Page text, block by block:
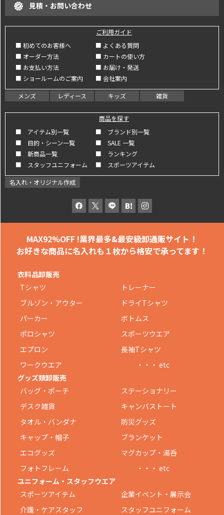
見積・お問い合わせ
ご利用ガイド
■ 初めてのお客様へ
■ よくある質問
■ オーダー方法
■ カートの使い方
■ お支払い方法
■ お届け・発送
■ ショールームのご案内
■ 会社案内
メンズ レディース キッズ 雑貨
商品を探す
■ アイテム別一覧
■ ブランド別一覧
■ 目的・シーン一覧
■ SALE 一覧
■ 新商品一覧
■ ランキング
■ スタッフユニフォーム
■ スポーツアイテム
名入れ・オリジナル作成
MAX92%OFF !業界最多&最安級卸通販サイト！
お好きな商品に名入れも １枚から格安で承ってます！
衣料品卸販売
Tシャツ
トレーナー
ブルゾン・アウター
ドライTシャツ
パーカー
ボトムス
ポロシャツ
スポーツウエア
エプロン
長袖Tシャツ
ワークウエア
・・・ etc
グッズ類卸販売
バッグ・ポーチ
ステーショナリー
デスク雑貨
キャンバストート
タオル・バンダナ
防災グッズ
キャップ・帽子
ブランケット
エコグッズ
マグカップ・湯呑
フォトフレーム
・・・ etc
ユニフォーム・スタッフウエア
スポーツアイテム
企業イベント・展示会
介護・ケアスタッフ
スタッフユニフォーム